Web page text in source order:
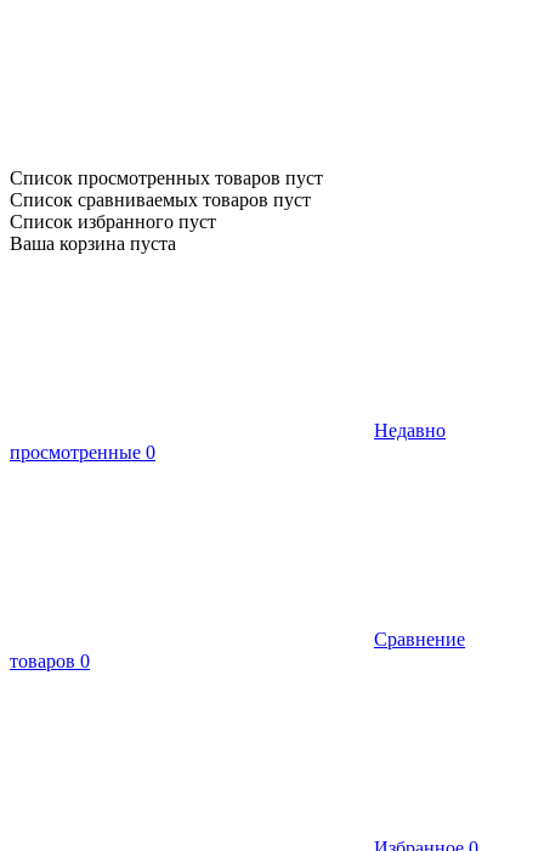
Список просмотренных товаров пуст
Список сравниваемых товаров пуст
Список избранного пуст
Ваша корзина пуста
Недавно
просмотренные 0
Сравнение
товаров 0